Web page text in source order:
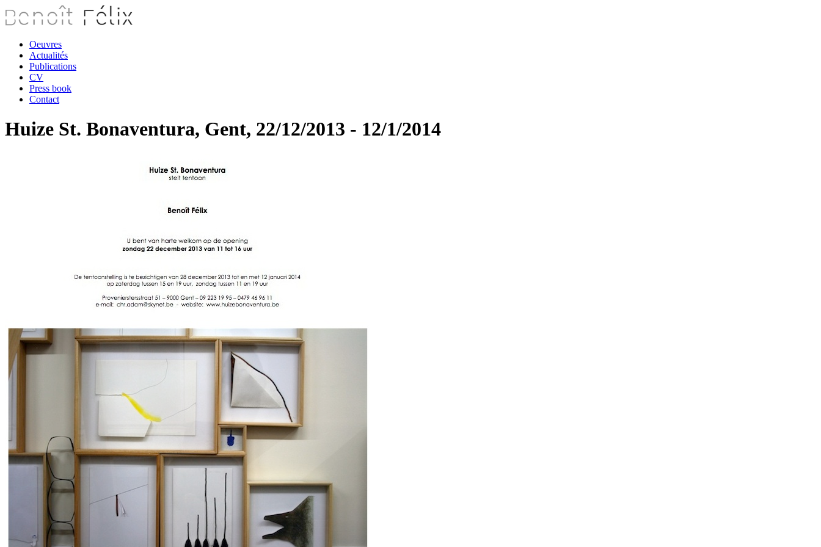
Oeuvres
Actualités
Publications
CV
Press book
Contact
Huize St. Bonaventura, Gent, 22/12/2013 - 12/1/2014